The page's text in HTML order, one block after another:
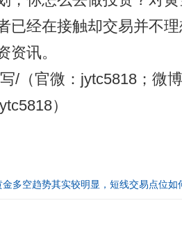
已经在接触却交易并不
资讯。
官微：jytc5818；微博
）
多空趋势其实较明显，短线交易点位如